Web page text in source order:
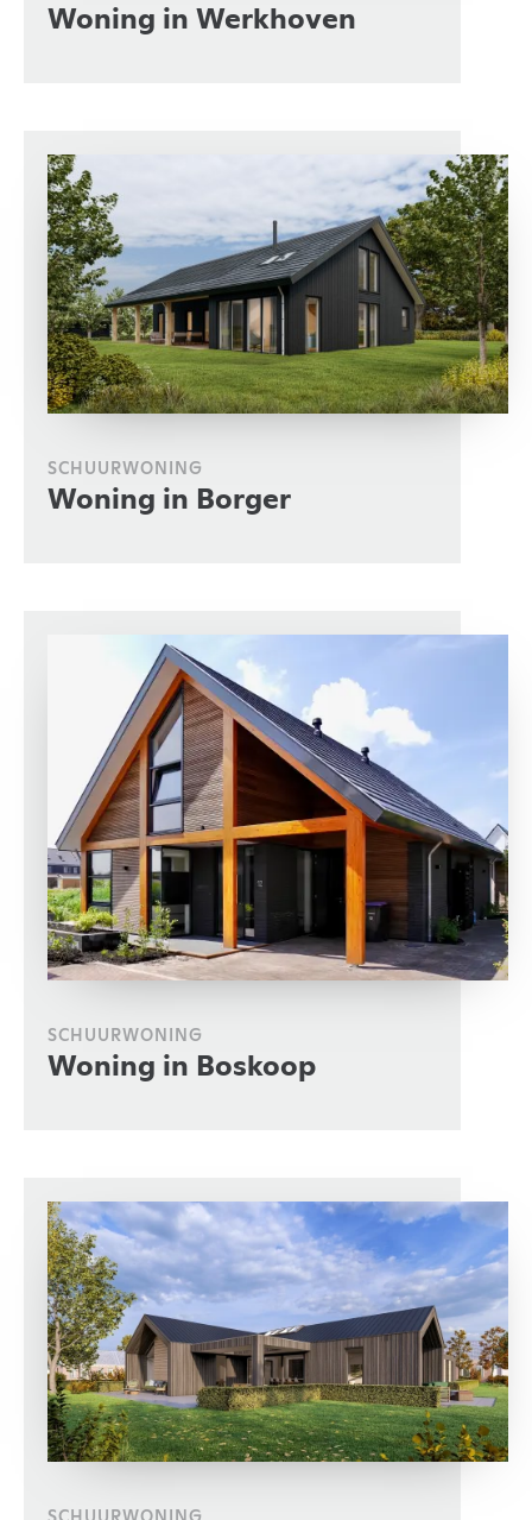
Woning in Werkhoven
SCHUURWONING
Woning in Borger
SCHUURWONING
Woning in Boskoop